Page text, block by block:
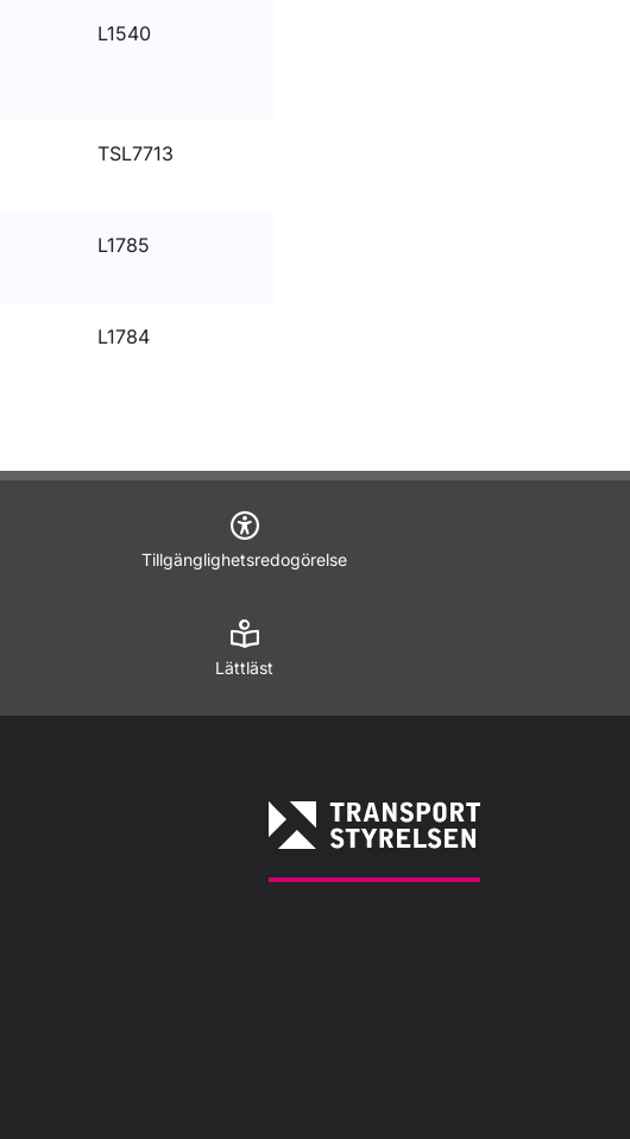
L1540
TSL7713
L1785
L1784
Tillgänglighetsredogörelse
Lättläst